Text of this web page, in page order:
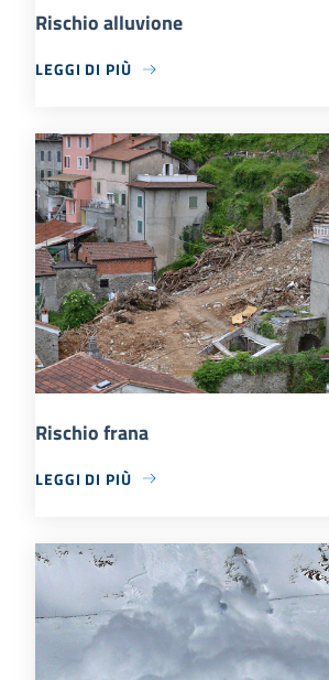
Rischio alluvione
LEGGI DI PIÙ
Rischio frana
LEGGI DI PIÙ